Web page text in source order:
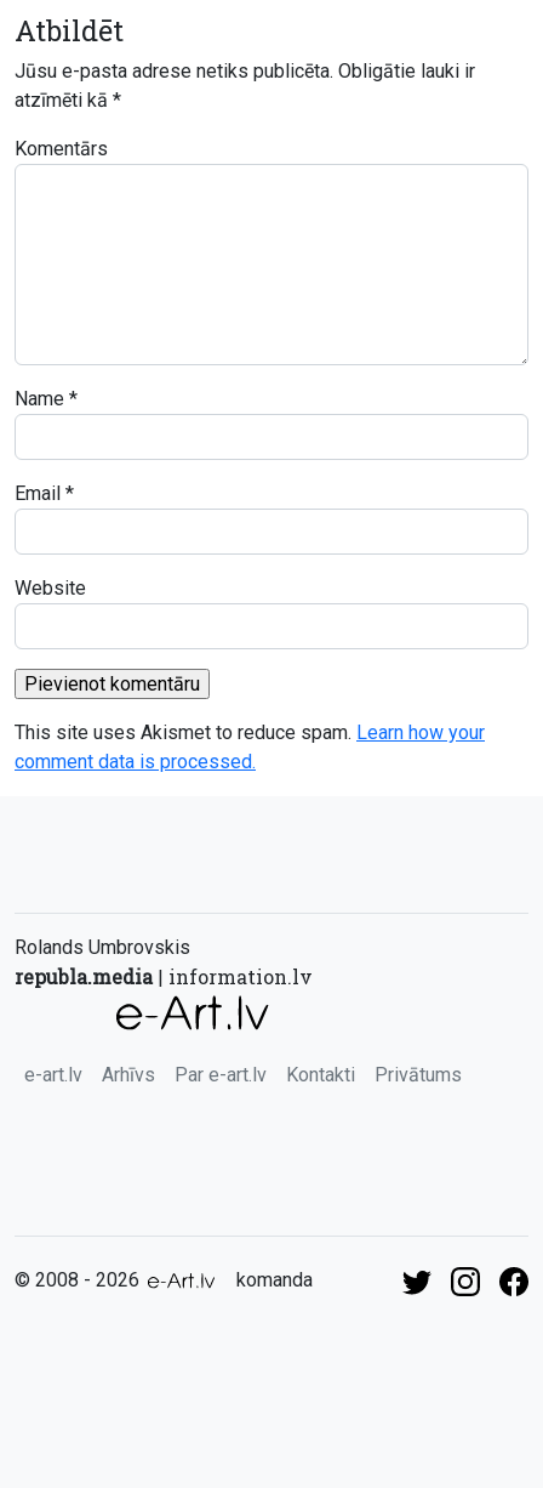
Atbildēt
Jūsu e-pasta adrese netiks publicēta. Obligātie lauki ir
atzīmēti kā *
Komentārs
Name *
Email *
Website
This site uses Akismet to reduce spam. Learn how your
comment data is processed.
Rolands Umbrovskis
republa.media| information.lv
e-art.lv Arhīvs Par e-art.lv Kontakti Privātums
© 2008 - 2026 komanda